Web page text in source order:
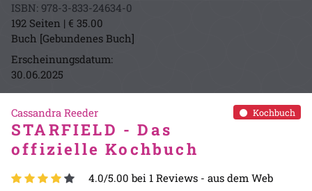
ISBN: 978-3-833-24634-0
192 Seiten | € 35.00
Buch [Gebundenes Buch]
Erscheinungsdatum:
30.06.2025
Kochbuch
Cassandra Reeder
STARFIELD - Das
offizielle Kochbuch
4.0/5.00 bei 1 Reviews - aus dem Web